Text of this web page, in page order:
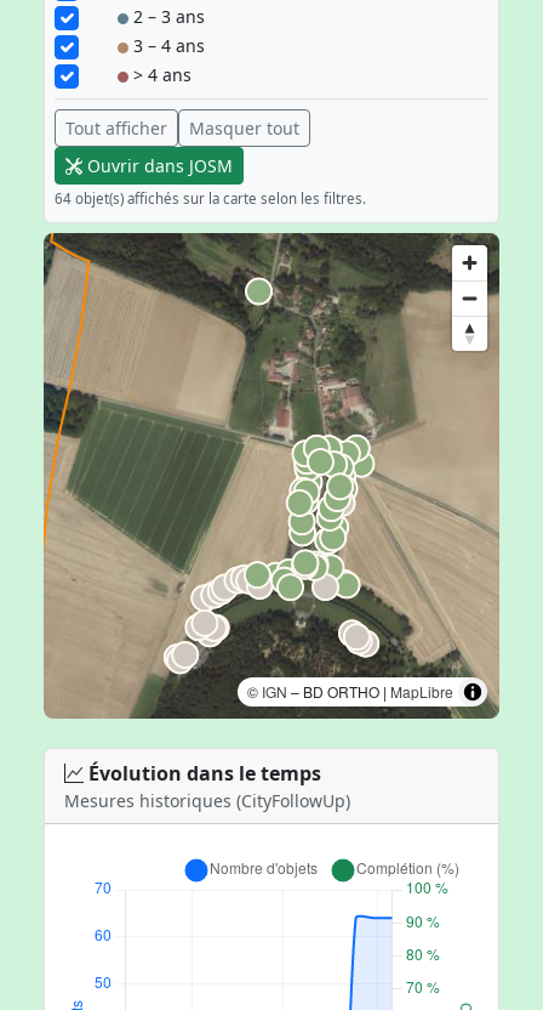
2 – 3 ans
3 – 4 ans
> 4 ans
Tout afficher
Masquer tout
Ouvrir dans JOSM
64 objet(s) affichés sur la carte selon les filtres.
© IGN – BD ORTHO | MapLibre
Évolution dans le temps
Mesures historiques (CityFollowUp)